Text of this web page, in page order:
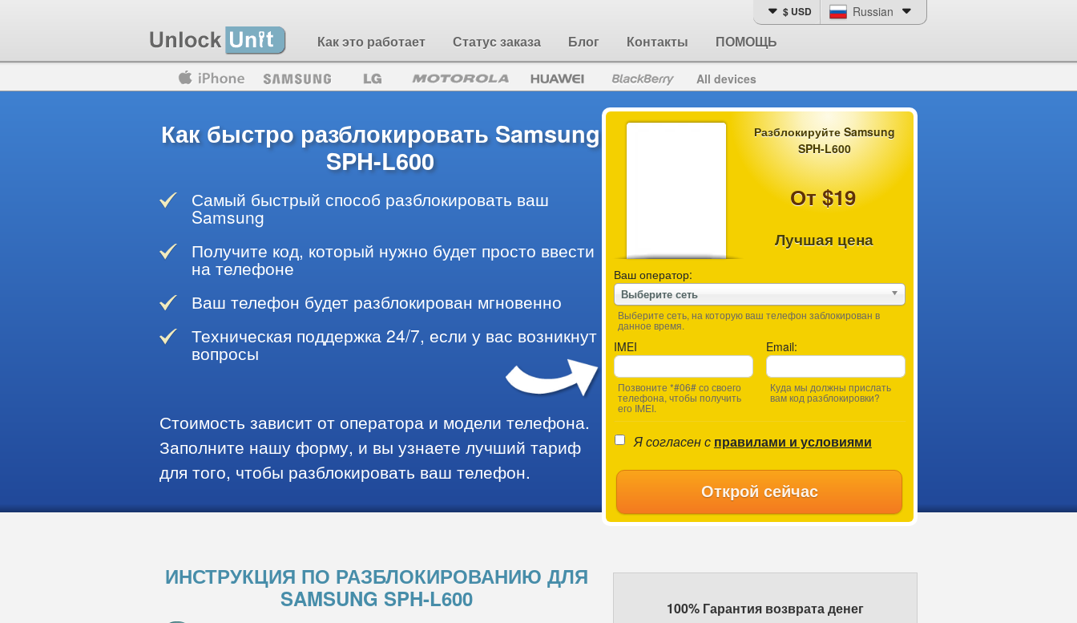
Как это работает Статус заказа Блог Контакты ПОМОЩЬ
$ USD Russian
Blackberry All devices
Разблокируйте Samsung
SPH-L600
От $19
Лучшая цена
Ваш оператор:
Выберите сеть
Выберите сеть, на которую ваш телефон заблокирован в
данное время.
IMEI
Позвоните *#06# со своего
телефона, чтобы получить
его IMEI.
Email:
Куда мы должны прислать
вам код разблокировки?
Я согласен с правилами и условиями
Открой сейчас
Как быстро разблокировать Samsung
SPH-L600
Самый быстрый способ разблокировать ваш
Samsung
Получите код, который нужно будет просто ввести
на телефоне
Ваш телефон будет разблокирован мгновенно
Техническая поддержка 24/7, если у вас возникнут
вопросы
Стоимость зависит от оператора и модели телефона.
Заполните нашу форму, и вы узнаете лучший тариф
для того, чтобы разблокировать ваш телефон.
ИНСТРУКЦИЯ ПО РАЗБЛОКИРОВАНИЮ ДЛЯ
SAMSUNG SPH-L600
100% Гарантия возврата денег